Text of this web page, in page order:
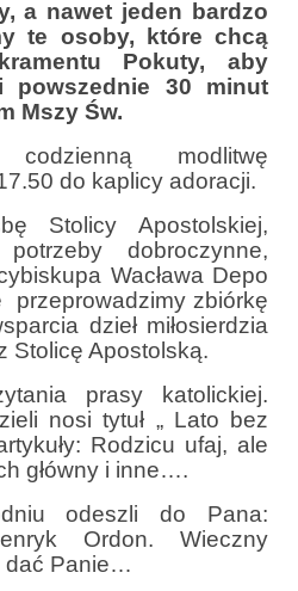
a nawet jeden bardzo
te osoby, które chcą
Pokuty, aby
powszednie 30 minut
Mszy Św.
modlitwę
do kaplicy adoracji.
Stolicy Apostolskiej,
dobroczynne,
Wacława Depo
przeprowadzimy zbiórkę
dzieł miłosierdzia
Stolicę Apostolską.
prasy katolickiej.
nosi tytuł „ Lato bez
Rodzicu ufaj, ale
główny i inne….
odeszli do Pana:
Ordon. Wieczny
dać Panie…